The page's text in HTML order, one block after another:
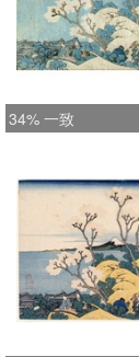
34% 一致